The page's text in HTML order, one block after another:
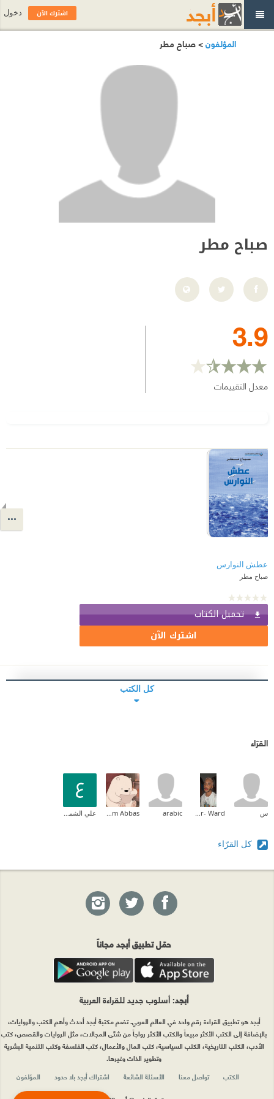
المؤلفون> صباح مطر
صباح مطر
3.9
معدل التقييمات
عطش النوارس
صباح مطر
تحميل الكتاب
اشترك الآن
كل الكتب
القرّاء
س arabic
كل القرّاء
اشترك الآن دخول
حمّل تطبيق أبجد مجاناً
أبجد: أسلوب جديد للقراءة العربية
أبجد هو تطبيق القراءة رقم واحد في العالم العربي. تضم مكتبة أبجد أحدث وأهم الكتب والروايات،
بالإضافة إلى الكتب الأكثر مبيعاً والكتب الأكثر رواجاً من شتّى المجالات، مثل الروايات والقصص، كتب
الأدب، الكتب التاريخية، الكتب السياسية، كتب المال والأعمال، كتب الفلسفة وكتب التنمية البشرية
وتطوير الذات وغيرها.
الكتب
تواصل معنا الأسئلة الشائعة اشتراك أبجد بلا حدود
المؤلفون